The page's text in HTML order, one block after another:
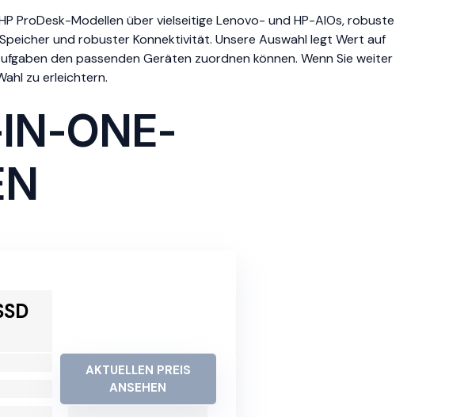
ProDesk-Modellen über vielseitige Lenovo- und HP-AIOs, robuste
und robuster Konnektivität. Unsere Auswahl legt Wert auf
den passenden Geräten zuordnen können. Wenn Sie weiter
zu erleichtern.
ONE-
AKTUELLEN PREIS
ANSEHEN